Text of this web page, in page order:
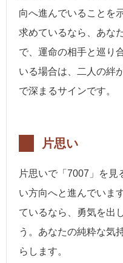
向へ進んでいることを
求めているなら、あな
で、運命の相手と巡り
いる場合は、二人の絆
で深まるサインです。
片思い
片思いで「7007」を見
い方向へと進んでいま
ているなら、勇気を出
う。あなたの純粋な気
らします。